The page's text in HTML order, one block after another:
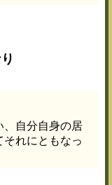
、自分自身の居
れにともなっ